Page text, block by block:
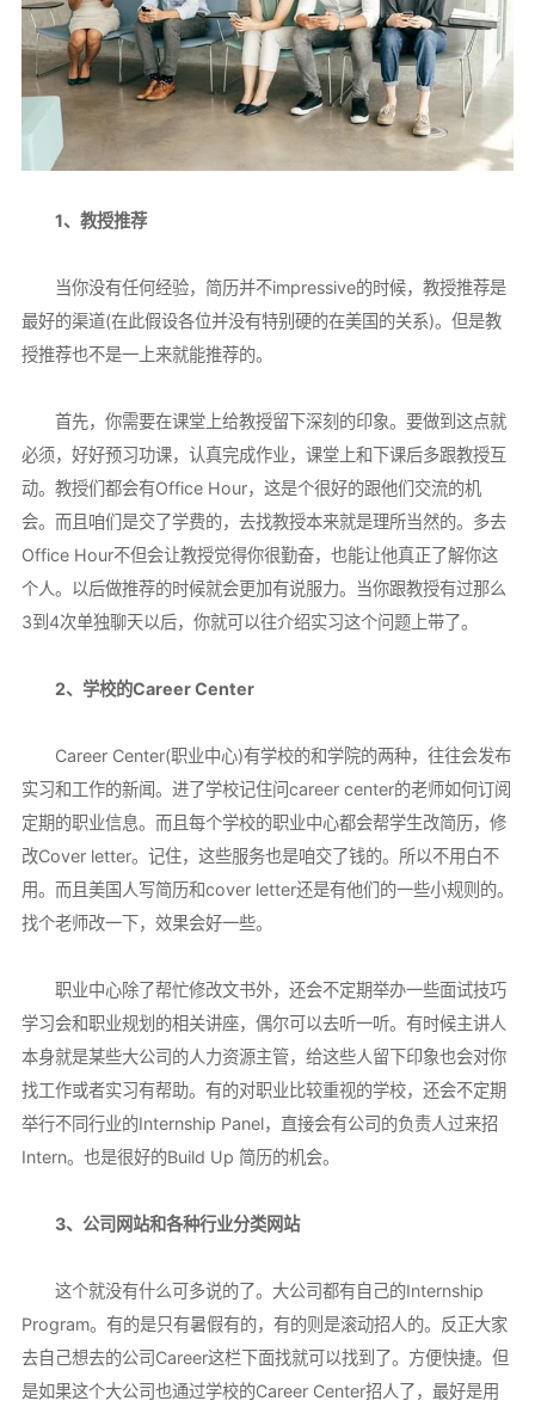
1、教授推荐
当你没有任何经验，简历并不impressive的时候，教授推荐是
最好的渠道(在此假设各位并没有特别硬的在美国的关系)。但是教
授推荐也不是一上来就能推荐的。
首先，你需要在课堂上给教授留下深刻的印象。要做到这点就
必须，好好预习功课，认真完成作业，课堂上和下课后多跟教授互
动。教授们都会有Office Hour，这是个很好的跟他们交流的机
会。而且咱们是交了学费的，去找教授本来就是理所当然的。多去
Office Hour不但会让教授觉得你很勤奋，也能让他真正了解你这
个人。以后做推荐的时候就会更加有说服力。当你跟教授有过那么
3到4次单独聊天以后，你就可以往介绍实习这个问题上带了。
2、学校的Career Center
Career Center(职业中心)有学校的和学院的两种，往往会发布
实习和工作的新闻。进了学校记住问career center的老师如何订阅
定期的职业信息。而且每个学校的职业中心都会帮学生改简历，修
改Cover letter。记住，这些服务也是咱交了钱的。所以不用白不
用。而且美国人写简历和cover letter还是有他们的一些小规则的。
找个老师改一下，效果会好一些。
职业中心除了帮忙修改文书外，还会不定期举办一些面试技巧
学习会和职业规划的相关讲座，偶尔可以去听一听。有时候主讲人
本身就是某些大公司的人力资源主管，给这些人留下印象也会对你
找工作或者实习有帮助。有的对职业比较重视的学校，还会不定期
举行不同行业的Internship Panel，直接会有公司的负责人过来招
Intern。也是很好的Build Up 简历的机会。
3、公司网站和各种行业分类网站
这个就没有什么可多说的了。大公司都有自己的Internship
Program。有的是只有暑假有的，有的则是滚动招人的。反正大家
去自己想去的公司Career这栏下面找就可以找到了。方便快捷。但
是如果这个大公司也通过学校的Career Center招人了，最好是用